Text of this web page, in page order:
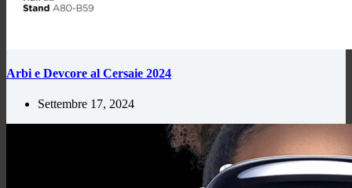
Arbi e Devcore al Cersaie 2024
Settembre 17, 2024